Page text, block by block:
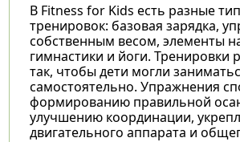
В Fitness for Kids есть разные
тренировок: базовая зарядка,
собственным весом, элементы
гимнастики и йоги. Тренировки
так, чтобы дети могли
самостоятельно. Упражнения
формированию правильной
улучшению координации,
двигательного аппарата и